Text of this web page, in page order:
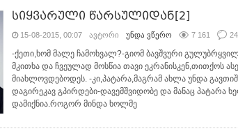
სიყვარული წარსულიდან[2]
15-08-2015, 00:07 ავტორი უნდა ვწერო 7 161 24
-ქეთი,ხომ მალე ჩამოხვალ?-გიომ ბავშვური
მკითხა და ჩვეულად მოსწია თავი ეკრანისკენ,თითქოს
მიახლოვდებოდეს. -კი,პატარა,მაგრამ ახლა უნდა
დაგირეკავ გპირდები-დავემშვიდობე და მანაც პატარა
დამიქნია.როგორ მინდა ხოლმე